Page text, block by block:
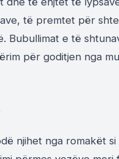
të premtet për
Bubullimat e të
për goditjen nga
njihet nga romakët si